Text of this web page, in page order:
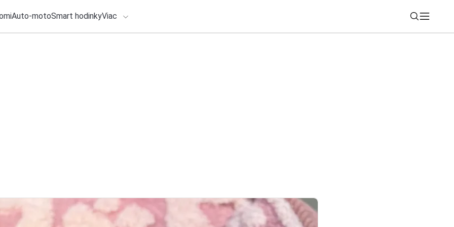
Auto-motoSmart hodinkyViac